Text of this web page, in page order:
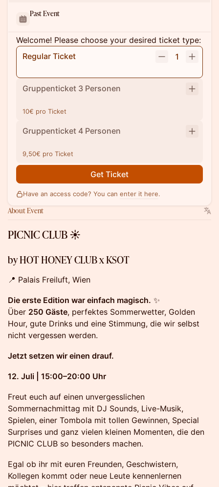
Past Event
Welcome! Please choose your desired ticket type:
Regular Ticket
1
Gruppenticket 3 Personen
10€ pro Ticket
Gruppenticket 4 Personen
9,50€ pro Ticket
Get Ticket
Have an access code? You can enter it here.
About Event
PICNIC CLUB ☀️
by HOT HONEY CLUB x KSOT
📍 Palais Freiluft, Wien
Die erste Edition war einfach magisch. ✨
Über 250 Gäste, perfektes Sommerwetter, Golden
Hour, gute Drinks und eine Stimmung, die wir selbst
nicht vergessen werden.
Jetzt setzen wir einen drauf.
12. Juli | 15:00–20:00 Uhr
Freut euch auf einen unvergesslichen
Sommernachmittag mit DJ Sounds, Live-Musik,
Spielen, einer Tombola mit tollen Gewinnen, Special
Surprises und ganz vielen kleinen Momenten, die den
PICNIC CLUB so besonders machen.
Egal ob ihr mit euren Freunden, Geschwistern,
Kollegen kommt oder neue Leute kennenlernen